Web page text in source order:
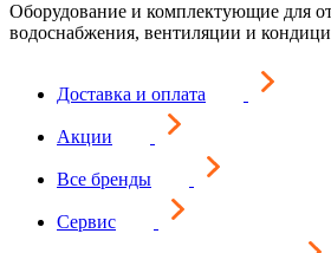
Оборудование и комплектующие для
водоснабжения, вентиляции и
Доставка и оплата
Акции
Все бренды
Сервис